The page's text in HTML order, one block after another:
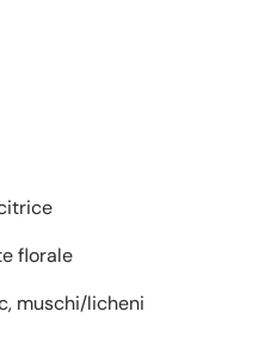
florale
muschi/licheni